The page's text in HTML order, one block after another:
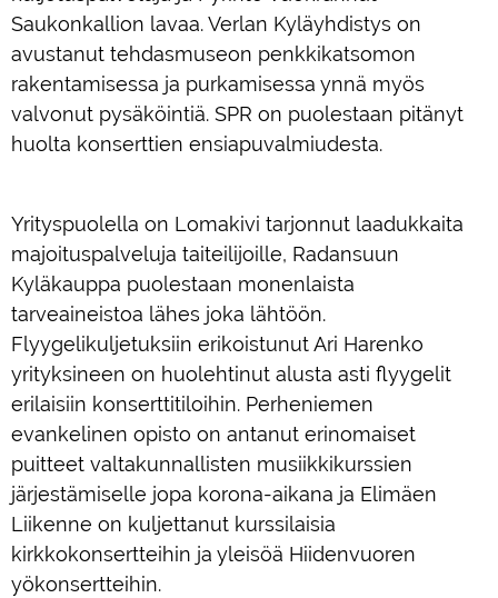
Saukonkallion lavaa. Verlan Kyläyhdistys on
avustanut tehdasmuseon penkkikatsomon
rakentamisessa ja purkamisessa ynnä myös
valvonut pysäköintiä. SPR on puolestaan pitänyt
huolta konserttien ensiapuvalmiudesta.
Yrityspuolella on Lomakivi tarjonnut laadukkaita
majoituspalveluja taiteilijoille, Radansuun
Kyläkauppa puolestaan monenlaista
tarveaineistoa lähes joka lähtöön.
Flyygelikuljetuksiin erikoistunut Ari Harenko
yrityksineen on huolehtinut alusta asti flyygelit
erilaisiin konserttitiloihin. Perheniemen
evankelinen opisto on antanut erinomaiset
puitteet valtakunnallisten musiikkikurssien
järjestämiselle jopa korona-aikana ja Elimäen
Liikenne on kuljettanut kurssilaisia
kirkkokonsertteihin ja yleisöä Hiidenvuoren
yökonsertteihin.